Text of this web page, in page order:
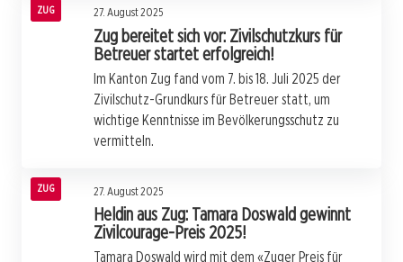
ZUG 27. August 2025
Zug bereitet sich vor: Zivilschutzkurs für
Betreuer startet erfolgreich!
Im Kanton Zug fand vom 7. bis 18. Juli 2025 der
Zivilschutz-Grundkurs für Betreuer statt, um
wichtige Kenntnisse im Bevölkerungsschutz zu
vermitteln.
ZUG 27. August 2025
Heldin aus Zug: Tamara Doswald gewinnt
Zivilcourage-Preis 2025!
Tamara Doswald wird mit dem «Zuger Preis für